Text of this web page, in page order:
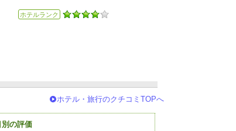
ホテルランク
別の評価
ホテル・旅行のクチコミTOPへ